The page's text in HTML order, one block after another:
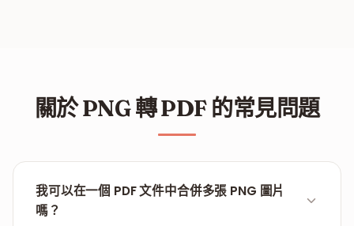
關於 PNG 轉 PDF 的常見問題
我可以在一個 PDF 文件中合併多張 PNG 圖片
嗎？